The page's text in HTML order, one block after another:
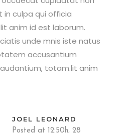
in culpa qui officia
anim id est laborum.
unde mnis iste natus
accusantium
totam.lit anim
JOEL LEONARD
Posted at 12:50h, 28